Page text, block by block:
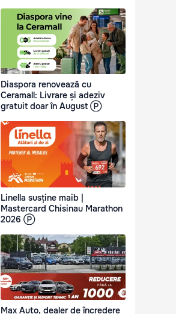
Diaspora renovează cu
Ceramall: Livrare și adeziv
gratuit doar în August Ⓟ
Linella susține maib |
Mastercard Chisinau Marathon
2026 Ⓟ
Max Auto, dealer de încredere